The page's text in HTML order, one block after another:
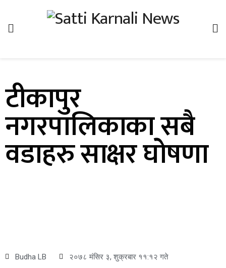
टीकापुर
नगरपालिकाका सबै
वडाहरु साक्षर घाेषणा
Budha LB २०७८ मंसिर ३, शुक्रबार ११:१२ गते